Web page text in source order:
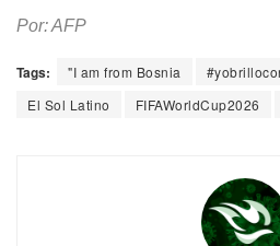
Por: AFP
Tags: "I am from Bosnia
El Sol Latino
FIFAWorldCup2026